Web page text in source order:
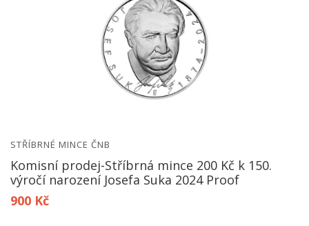
STŘÍBRNÉ MINCE ČNB
Komisní prodej-Stříbrná mince 200 Kč k 150.
výročí narození Josefa Suka 2024 Proof
900 Kč